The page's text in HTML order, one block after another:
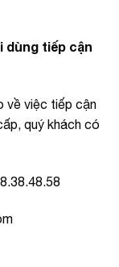
tiếp cận
về việc tiếp cận
quý khách có